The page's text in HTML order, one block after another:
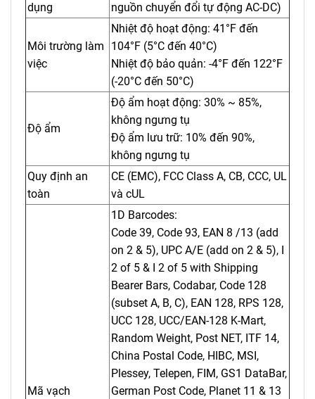
dụng
nguồn chuyển đổi tự động AC-DC)
Môi trường làm
việc
Nhiệt độ hoạt động: 41°F đến
104°F (5°C đến 40°C)
Nhiệt độ bảo quản: -4°F đến 122°F
(-20°C đến 50°C)
Độ ẩm
Độ ẩm hoạt động: 30% ~ 85%,
không ngưng tụ
Độ ẩm lưu trữ: 10% đến 90%,
không ngưng tụ
Quy định an
toàn
CE (EMC), FCC Class A, CB, CCC, UL
và cUL
Mã vạch
1D Barcodes:
Code 39, Code 93, EAN 8 /13 (add
on 2 & 5), UPC A/E (add on 2 & 5), I
2 of 5 & I 2 of 5 with Shipping
Bearer Bars, Codabar, Code 128
(subset A, B, C), EAN 128, RPS 128,
UCC 128, UCC/EAN-128 K-Mart,
Random Weight, Post NET, ITF 14,
China Postal Code, HIBC, MSI,
Plessey, Telepen, FIM, GS1 DataBar,
German Post Code, Planet 11 & 13